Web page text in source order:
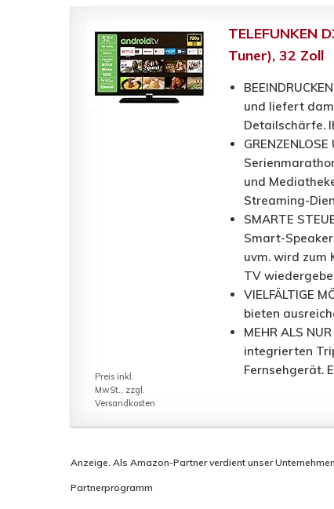
TELEFUNKEN
Tuner), 32 Zoll
und liefert
Detailschärfe.
und
Streaming-
SMARTE
Smart-
uvm. wird zum
TV
VIELFÄLTIGE
bieten
MEHR ALS
integrierten
Fernsehgerät.
Preis inkl.
MwSt., zzgl.
Versandkosten
Anzeige. Als Amazon-Partner verdient unser
Partnerprogramm